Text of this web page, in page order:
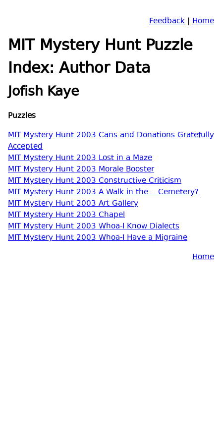
Feedback | Home
MIT Mystery Hunt Puzzle
Index: Author Data
Jofish Kaye
Puzzles
MIT Mystery Hunt 2003 Cans and Donations Gratefully
Accepted
MIT Mystery Hunt 2003 Lost in a Maze
MIT Mystery Hunt 2003 Morale Booster
MIT Mystery Hunt 2003 Constructive Criticism
MIT Mystery Hunt 2003 A Walk in the... Cemetery?
MIT Mystery Hunt 2003 Art Gallery
MIT Mystery Hunt 2003 Chapel
MIT Mystery Hunt 2003 Whoa-I Know Dialects
MIT Mystery Hunt 2003 Whoa-I Have a Migraine
Home